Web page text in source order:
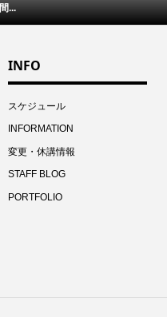
間...
INFO
スケジュール
INFORMATION
変更・休講情報
STAFF BLOG
PORTFOLIO